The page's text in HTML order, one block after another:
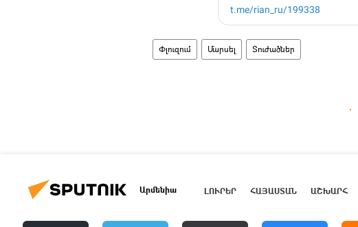
Փլուզում Մարսել Տուժածներ
Արմենիա ԼՈՒՐԵՐ ՀԱՅԱՍՏԱՆ ԱՇԽԱՐՀ